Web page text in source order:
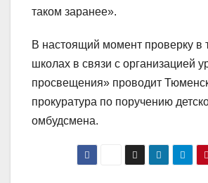
таком заранее».
В настоящий момент проверку в
школах в связи с организацией
просвещения» проводит
прокуратура по поручению
омбудсмена.